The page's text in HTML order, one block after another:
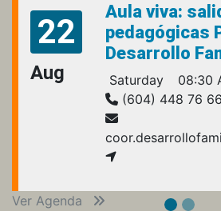
22
Aug
Aula viva:
pedagógicas
Desarrollo
Saturday
08:30
(604) 448 76
Ver Agenda